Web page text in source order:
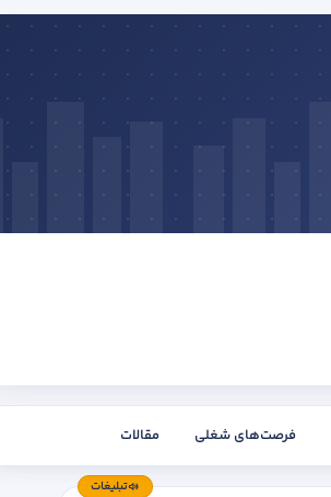
فرصت‌های شغلی مقالات
تبلیغات